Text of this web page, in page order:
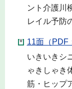
ント介護川
レイル予防
11面（PDF
いきいきシ
ゃきしゃき
筋・ヒップ